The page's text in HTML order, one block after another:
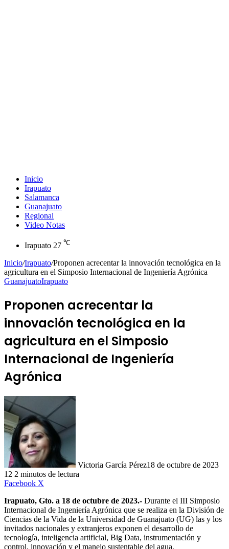
Inicio
Irapuato
Salamanca
Guanajuato
Regional
Video Notas
Irapuato 27 ℃
Inicio/Irapuato/Proponen acrecentar la innovación tecnológica en la
agricultura en el Simposio Internacional de Ingeniería Agrónica
GuanajuatoIrapuato
Proponen acrecentar la
innovación tecnológica en la
agricultura en el Simposio
Internacional de Ingeniería
Agrónica
Victoria García Pérez18 de octubre de 2023
12 2 minutos de lectura
Facebook X
Irapuato, Gto. a 18 de octubre de 2023.- Durante el III Simposio
Internacional de Ingeniería Agrónica que se realiza en la División de
Ciencias de la Vida de la Universidad de Guanajuato (UG) las y los
invitados nacionales y extranjeros exponen el desarrollo de
tecnología, inteligencia artificial, Big Data, instrumentación y
control, innovación y el manejo sustentable del agua.